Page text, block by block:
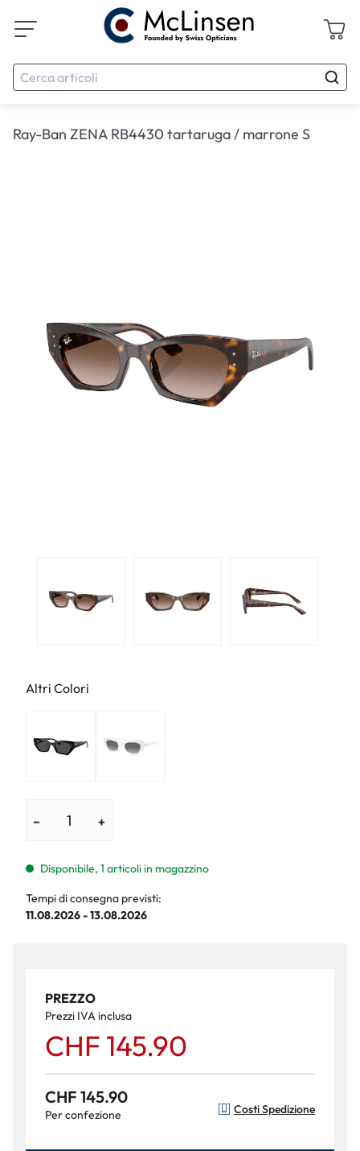
Ray-Ban ZENA RB4430 tartaruga / marrone S
Altri Colori
− +
Disponibile, 1 articoli in magazzino
Tempi di consegna previsti:
11.08.2026 - 13.08.2026
PREZZO
Prezzi IVA inclusa
CHF 145.90
CHF 145.90
Per confezione Costi Spedizione